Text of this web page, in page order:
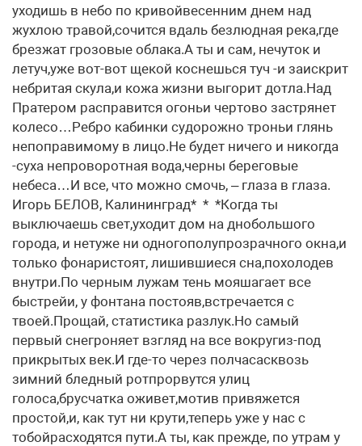
уходишь в небо по кривойвесенним днем над
жухлою травой,сочится вдаль безлюдная река,где
брезжат грозовые облака.А ты и сам, нечуток и
летуч,уже вот-вот щекой коснешься туч -и заискрит
небритая скула,и кожа жизни выгорит дотла.Над
Пратером расправится огоньи чертово застрянет
колесо…Ребро кабинки судорожно троньи глянь
непоправимому в лицо.Не будет ничего и никогда
-суха непроворотная вода,черны береговые
небеса…И все, что можно смочь, – глаза в глаза.
Игорь БЕЛОВ, Калининград* * *Когда ты
выключаешь свет,уходит дом на днобольшого
города, и нетуже ни одногополупрозрачного окна,и
только фонаристоят, лишившиеся сна,похолодев
внутри.По черным лужам тень мояшагает все
быстрейи, у фонтана постояв,встречается с
твоей.Прощай, статистика разлук.Но самый
первый снегроняет взгляд на все вокругиз-под
прикрытых век.И где-то через полчасасквозь
зимний бледный ротпрорвутся улиц
голоса,брусчатка оживет,мотив привяжется
простой,и, как тут ни крути,теперь уже у нас с
тобойрасходятся пути.А ты, как прежде, по утрам у